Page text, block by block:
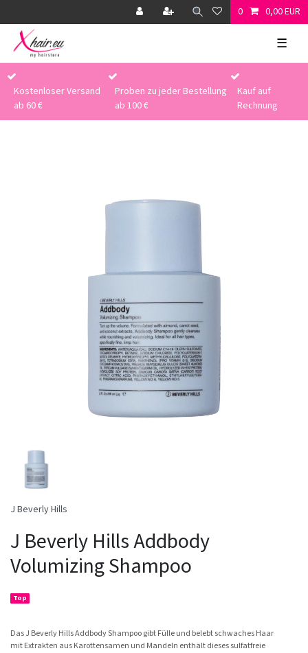
0 0,00 EUR
☰
Kostenloser Versand
ab 60 €
Proben zu jeder Bestellung
ab 100 €
Kauf auf
Rechnung
J Beverly Hills
J Beverly Hills Addbody
Volumizing Shampoo
Top
Das J Beverly Hills Addbody Shampoo gibt Fülle und belebt schwaches Haar
mit Extrakten aus Karottensamen und Mandeln enthält dieses sulfatfreie